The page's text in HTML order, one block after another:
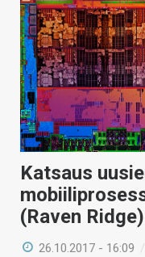
Katsaus
(Raven Ridge)
26.10.2017 - 16:09 /